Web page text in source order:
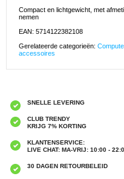
Compact en lichtgewicht, met
nemen
EAN: 5714122382108
Gerelateerde categorieën:
accessoires
SNELLE LEVERING
CLUB TRENDY
KRIJG 7% KORTING
KLANTENSERVICE:
LIVE CHAT: MA-VRIJ: 10:00 -
30 DAGEN RETOURBELEID